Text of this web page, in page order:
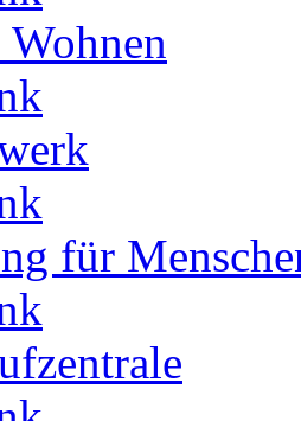
für